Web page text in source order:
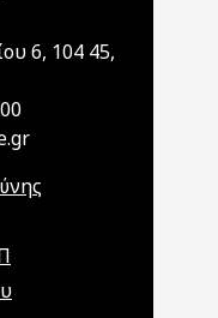
6, 104 45,